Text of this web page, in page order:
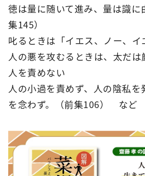
徳は量に随いて進み、量は識に
集145）
叱るときは「イエス、ノー、
人の悪を攻むるときは、太だは
人を責めない
人の小過を責めず、人の陰私を
を念わず。（前集106） など